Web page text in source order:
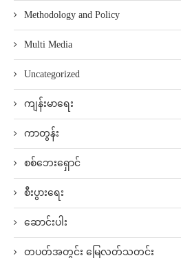
Methodology and Policy
Multi Media
Uncategorized
ကျန်းမာရေး
ကာတွန်း
စစ်ဘေးရှောင်
စီးပွားရေး
ဆောင်းပါး
တပတ်အတွင်း မြေလတ်သတင်း